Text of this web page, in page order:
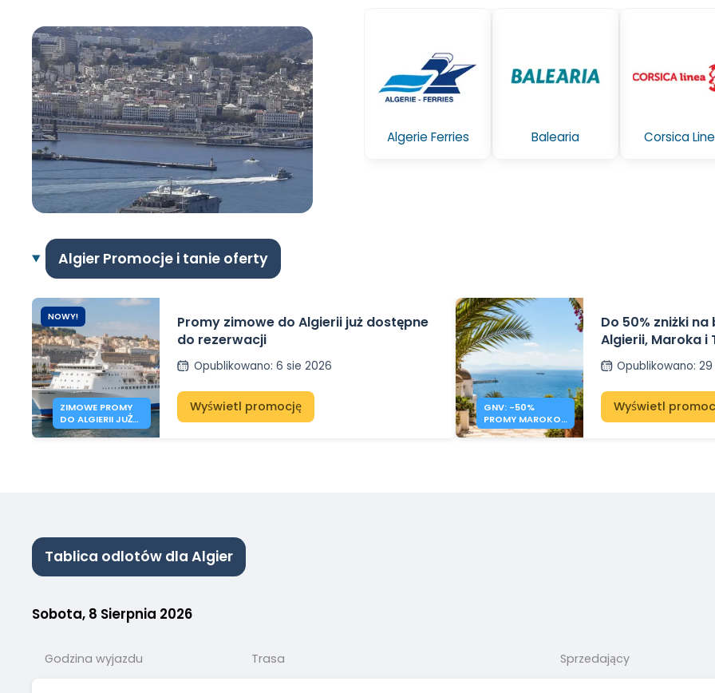
Algerie Ferries Balearia Corsica
Algier Promocje i tanie oferty
NOWY!
ZIMOWE PROMY
DO ALGIERII JUŻ
OTWARTE
Promy zimowe do Algierii już dostępne
do rezerwacji
Opublikowano: 6 sie 2026
Wyświetl promocję
GNV: -50%
PROMY MAROKO,
TUNEZJA,
Do 50% zniżki
Algierii, Maroka i
Opublikowano:
Wyświetl
Tablica odlotów dla Algier
Sobota, 8 Sierpnia 2026
Godzina wyjazdu Trasa Sprzedający